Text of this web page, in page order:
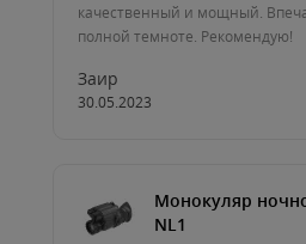
качественный и мощный.
полной темноте. Рекомендую!
Заир
30.05.2023
Монокуляр
NL1